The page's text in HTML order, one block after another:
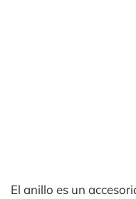
El anillo es un